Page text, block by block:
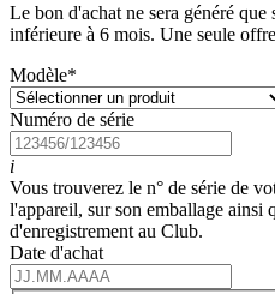
Le bon d'achat ne sera généré
inférieure à 6 mois. Une seule
Modèle*
Numéro de série
i
Vous trouverez le n° de série de
l'appareil, sur son emballage ainsi
d'enregistrement au Club.
Date d'achat